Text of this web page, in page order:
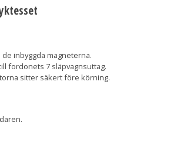
inbyggda magneterna.
fordonets 7 släpvagnsuttag.
sitter säkert före körning.